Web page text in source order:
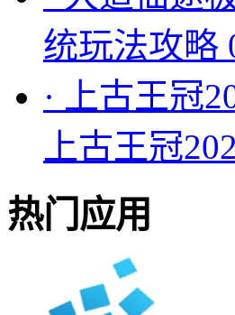
统玩法攻略
·
上古王冠
上古王冠
热门应用